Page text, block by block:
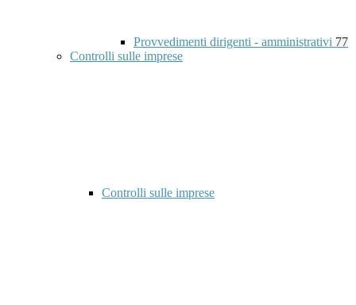
Provvedimenti dirigenti - amministrativi 77
Controlli sulle imprese
Controlli sulle imprese